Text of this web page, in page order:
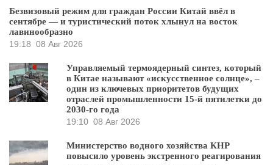
Безвизовый режим для граждан России Китай ввёл в
сентябре — и туристический поток хлынул на восток
лавинообразно
19:18 08 Авг 2026
Управляемый термоядерный синтез, который
в Китае называют «искусственное солнце», –
один из ключевых приоритетов будущих
отраслей промышленности 15-й пятилетки до
2030-го года
19:10 08 Авг 2026
Министерство водного хозяйства КНР
повысило уровень экстренного реагирования